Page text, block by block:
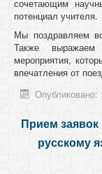
сочетающим
потенциал учителя.
Мы поздравляем
Также выражаем
мероприятия,
впечатления от
Опубликовано:
Прием
русскому